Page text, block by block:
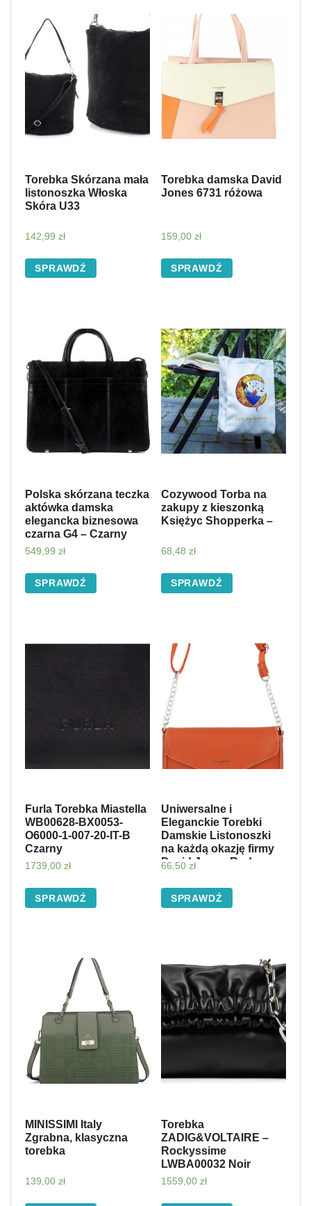
Torebka Skórzana mała
listonoszka Włoska
Skóra U33
142,99 zł
SPRAWDŹ
Torebka damska David
Jones 6731 różowa
159,00 zł
SPRAWDŹ
Polska skórzana teczka
aktówka damska
elegancka biznesowa
czarna G4 – Czarny
549,99 zł
SPRAWDŹ
Cozywood Torba na
zakupy z kieszonką
Księżyc Shopperka –
68,48 zł
SPRAWDŹ
Furla Torebka Miastella
WB00628-BX0053-
O6000-1-007-20-IT-B
Czarny
1739,00 zł
SPRAWDŹ
Uniwersalne i
Eleganckie Torebki
Damskie Listonoszki
na każdą okazję firmy
David Jones Ruda
66,50 zł
SPRAWDŹ
MINISSIMI Italy
Zgrabna, klasyczna
torebka
139,00 zł
Torebka
ZADIG&VOLTAIRE –
Rockyssime
LWBA00032 Noir
1559,00 zł